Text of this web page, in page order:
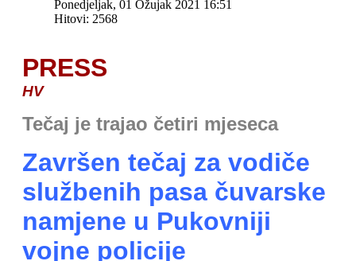
Ponedjeljak, 01 Ožujak 2021 16:51
Hitovi: 2568
PRESS
HV
Tečaj je trajao četiri mjeseca
Završen tečaj za vodiče
službenih pasa čuvarske
namjene u Pukovniji
vojne policije